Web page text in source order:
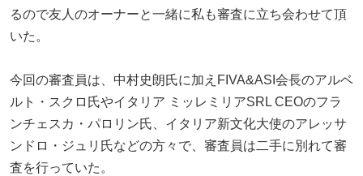
るので友人のオーナーと一緒に私も審査に立ち会わせて頂
いた。
今回の審査員は、中村史朗氏に加えFIVA&ASI会長のアルベ
ルト・スクロ氏やイタリア ミッレミリアSRL CEOのフラ
ンチェスカ・パロリン氏、イタリア新文化大使のアレッサ
ンドロ・ジュリ氏などの方々で、審査員は二手に別れて審
査を行っていた。